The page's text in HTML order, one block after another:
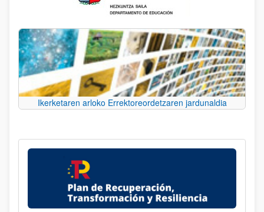
Ikerketaren arloko Errektoreordetzaren jardunaldia